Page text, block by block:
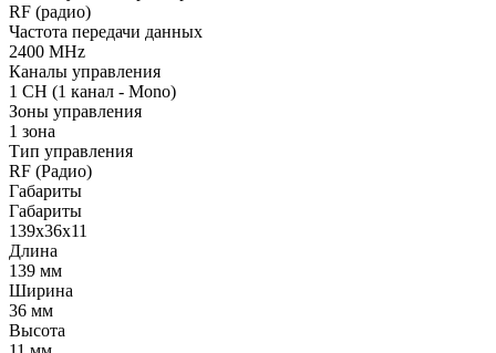
RF (радио)
Частота передачи данных
2400 MHz
Каналы управления
1 CH (1 канал - Mono)
Зоны управления
1 зона
Тип управления
RF (Радио)
Габариты
Габариты
139x36x11
Длина
139 мм
Ширина
36 мм
Высота